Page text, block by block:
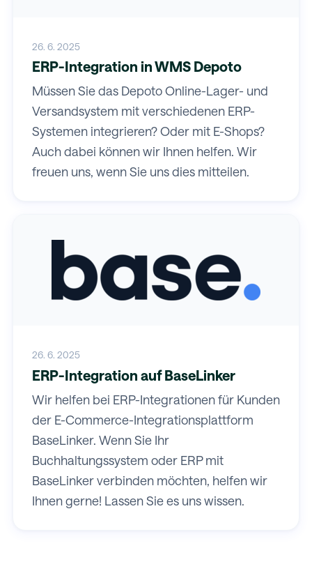
26. 6. 2025
ERP-Integration in WMS Depoto
Müssen Sie das Depoto Online-Lager- und
Versandsystem mit verschiedenen ERP-
Systemen integrieren? Oder mit E-Shops?
Auch dabei können wir Ihnen helfen. Wir
freuen uns, wenn Sie uns dies mitteilen.
26. 6. 2025
ERP-Integration auf BaseLinker
Wir helfen bei ERP-Integrationen für Kunden
der E-Commerce-Integrationsplattform
BaseLinker. Wenn Sie Ihr
Buchhaltungssystem oder ERP mit
BaseLinker verbinden möchten, helfen wir
Ihnen gerne! Lassen Sie es uns wissen.